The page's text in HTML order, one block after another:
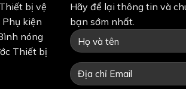
Thiết bị vệ
Phụ kiện
nóng
Thiết bị
Hãy để lại thông tin và
bạn sớm nhất.